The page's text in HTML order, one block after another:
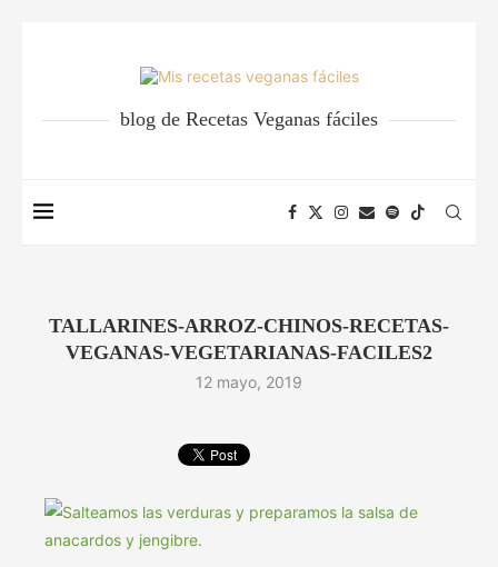
blog de Recetas Veganas fáciles
TALLARINES-ARROZ-CHINOS-RECETAS-
VEGANAS-VEGETARIANAS-FACILES2
12 mayo, 2019